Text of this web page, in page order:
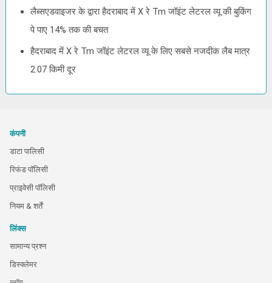
लैब्सएडवाइजर के द्वारा हैदराबाद में X रे Tm जॉइंट लेटरल व्यू की बुकिंग
पे पाए 14% तक की बचत
हैदराबाद में X रे Tm जॉइंट लेटरल व्यू के लिए सबसे नजदीक लैब मात्र
2.07 किमी दूर
कंपनी
डाटा पालिसी
रिफंड पॉलिसी
प्राइवेसी पॉलिसी
नियम & शर्तें
लिंक्स
सामान्य प्रश्न
डिस्क्लेमर